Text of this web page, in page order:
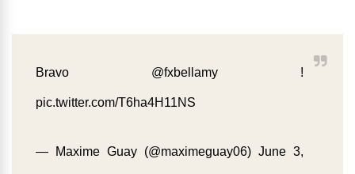
Bravo @fxbellamy !
pic.twitter.com/T6ha4H11NS
— Maxime Guay (@maximeguay06) June 3,